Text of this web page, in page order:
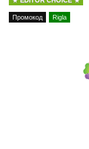
Промокод Rigla